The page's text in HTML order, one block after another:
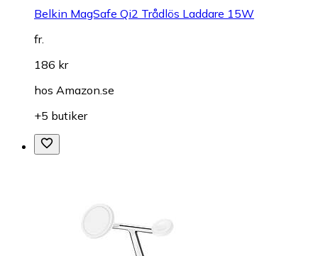
Belkin MagSafe Qi2 Trådlös Laddare 15W
fr.
186 kr
hos Amazon.se
+5 butiker